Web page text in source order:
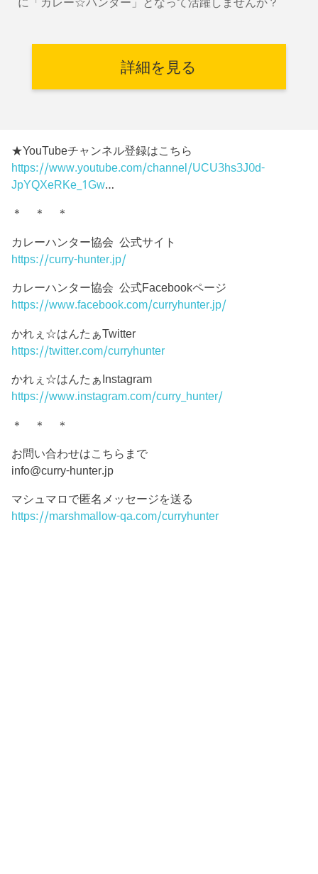
詳細を見る
★YouTubeチャンネル登録はこちら
https://www.youtube.com/channel/UCU3hs3J0d-
JpYQXeRKe_1Gw…
＊ ＊ ＊
カレーハンター協会 公式サイト
https://curry-hunter.jp/
カレーハンター協会 公式Facebookページ
https://www.facebook.com/curryhunter.jp/
かれぇ☆はんたぁTwitter
https://twitter.com/curryhunter
かれぇ☆はんたぁInstagram
https://www.instagram.com/curry_hunter/
＊ ＊ ＊
お問い合わせはこちらまで
info@curry-hunter.jp
マシュマロで匿名メッセージを送る
https://marshmallow-qa.com/curryhunter